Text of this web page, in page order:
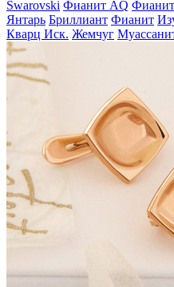
Swarovski Фианит AQ
Янтарь Бриллиант Фианит
Кварц Иск. Жемчуг